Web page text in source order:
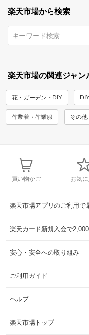
楽天市場から検索
楽天市場の関連ジャン
花・ガーデン・DIY
作業着・作業服 その他
買い物かご お気に
楽天市場アプリのご利用で
楽天カード新規入会で
安心・安全への取り組み
ご利用ガイド
ヘルプ
楽天市場トップ